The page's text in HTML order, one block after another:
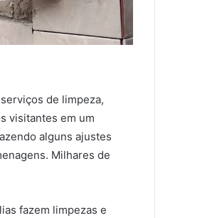
de limpeza,
visitantes em um
alguns ajustes
Milhares de
fazem limpezas e